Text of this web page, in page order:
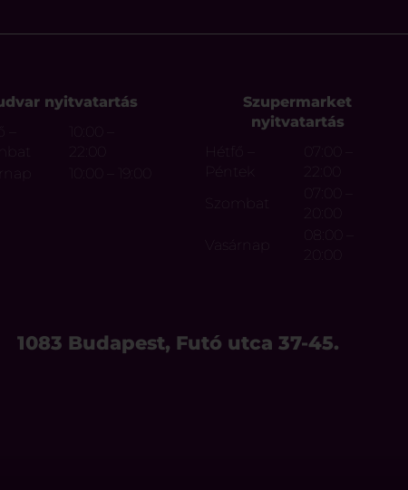
nyitvatartás
22:00
Szupermarket
nyitvatartás
Hétfő –
Péntek
22:00
Szombat
20:00
Vasárnap
08:00 –
20:00
1083 Budapest, Futó utca 37-45.